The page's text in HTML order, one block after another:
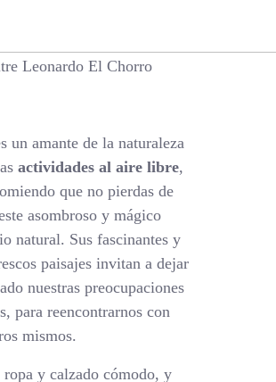
un amante de la naturaleza
actividades al aire libre,
que no pierdas de
asombroso y mágico
natural. Sus fascinantes y
paisajes invitan a dejar
nuestras preocupaciones
para reencontrarnos con
mismos.
ropa y calzado cómodo, y